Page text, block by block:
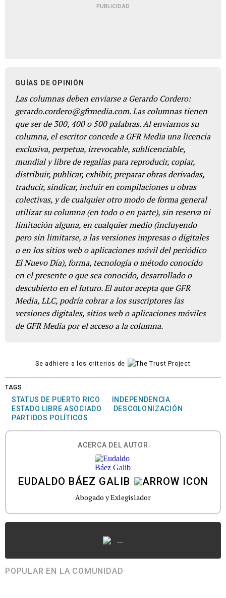
PUBLICIDAD
GUÍAS DE OPINIÓN
Las columnas deben enviarse a Gerardo Cordero:
gerardo.cordero@gfrmedia.com. Las columnas tienen
que ser de 300, 400 o 500 palabras. Al enviarnos su
columna, el escritor concede a GFR Media una licencia
exclusiva, perpetua, irrevocable, sublicenciable,
mundial y libre de regalías para reproducir, copiar,
distribuir, publicar, exhibir, preparar obras derivadas,
traducir, sindicar, incluir en compilaciones u obras
colectivas, y de cualquier otro modo de forma general
utilizar su columna (en todo o en parte), sin reserva ni
limitación alguna, en cualquier medio (incluyendo
pero sin limitarse, a las versiones impresas o digitales
o en los sitios web o aplicaciones móvil del periódico
El Nuevo Día), forma, tecnología o método conocido
en el presente o que sea conocido, desarrollado o
descubierto en el futuro. El autor acepta que GFR
Media, LLC, podría cobrar a los suscriptores las
versiones digitales, sitios web o aplicaciones móviles
de GFR Media por el acceso a la columna.
Se adhiere a los criterios de
TAGS
STATUS DE PUERTO RICO
INDEPENDENCIA
ESTADO LIBRE ASOCIADO
DESCOLONIZACIÓN
PARTIDOS POLÍTICOS
ACERCA DEL AUTOR
EUDALDO BÁEZ GALIB
Abogado y Exlegislador
...
POPULAR EN LA COMUNIDAD